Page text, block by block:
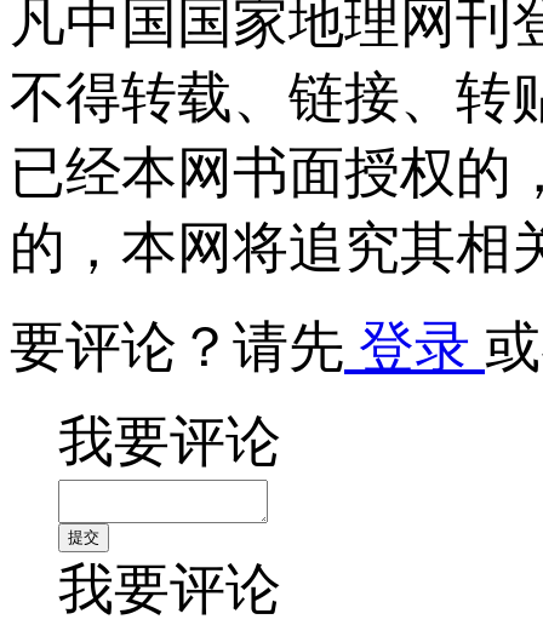
凡中国国家地理网刊
不得转载、链接、转
已经本网书面授权的
的，本网将追究其相
要评论？请先 登录
我要评论
我要评论